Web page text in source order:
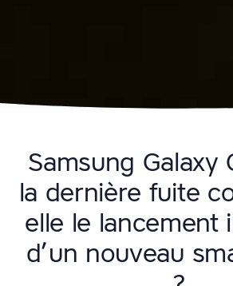
Samsung Galaxy
la dernière fuite
elle le lancement
d’un nouveau